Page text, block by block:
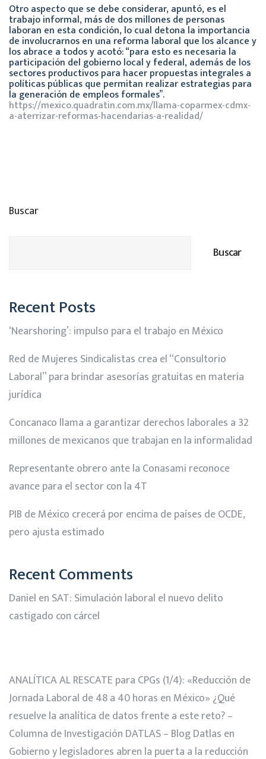
Otro aspecto que se debe considerar, apuntó, es el
trabajo informal, más de dos millones de personas
laboran en esta condición, lo cual detona la importancia
de involucrarnos en una reforma laboral que los alcance y
los abrace a todos y acotó: “para esto es necesaria la
participación del gobierno local y federal, además de los
sectores productivos para hacer propuestas integrales a
políticas públicas que permitan realizar estrategias para
la generación de empleos formales”.
https://mexico.quadratin.com.mx/llama-coparmex-cdmx-
a-aterrizar-reformas-hacendarias-a-realidad/
Buscar
Buscar
Recent Posts
‘Nearshoring’: impulso para el trabajo en México
Red de Mujeres Sindicalistas crea el “Consultorio
Laboral” para brindar asesorías gratuitas en materia
jurídica
Concanaco llama a garantizar derechos laborales a 32
millones de mexicanos que trabajan en la informalidad
Representante obrero ante la Conasami reconoce
avance para el sector con la 4T
PIB de México crecerá por encima de países de OCDE,
pero ajusta estimado
Recent Comments
Daniel en SAT: Simulación laboral el nuevo delito
castigado con cárcel
ANALÍTICA AL RESCATE para CPGs (1/4): «Reducción de
Jornada Laboral de 48 a 40 horas en México» ¿Qué
resuelve la analítica de datos frente a este reto? –
Columna de Investigación DATLAS – Blog Datlas en
Gobierno y legisladores abren la puerta a la reducción